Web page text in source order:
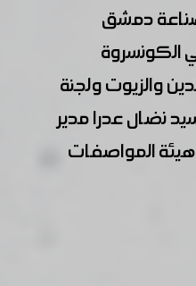
دمشق
الكونسروة
والزيوت ولجنة
نضال عدرا مدير
هيئة المواصفات